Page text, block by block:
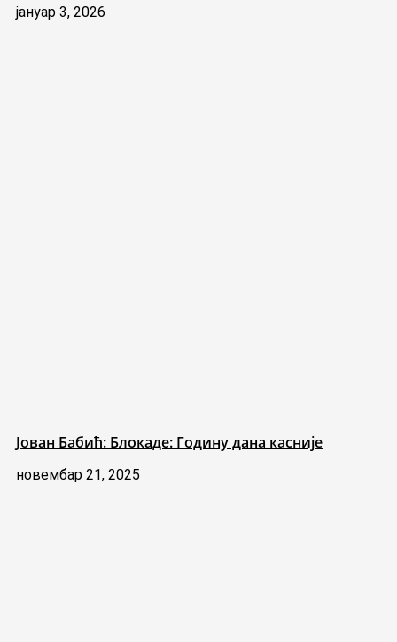
јануар 3, 2026
Јован Бабић: Блокаде: Годину дана касније
новембар 21, 2025